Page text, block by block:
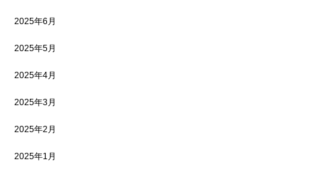
2025年6月
2025年5月
2025年4月
2025年3月
2025年2月
2025年1月